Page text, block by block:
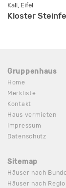
Kall, Eifel
Kloster
Gruppenhaus
Home
Merkliste
Kontakt
Haus vermieten
Impressum
Datenschutz
Sitemap
Häuser nach
Häuser nach